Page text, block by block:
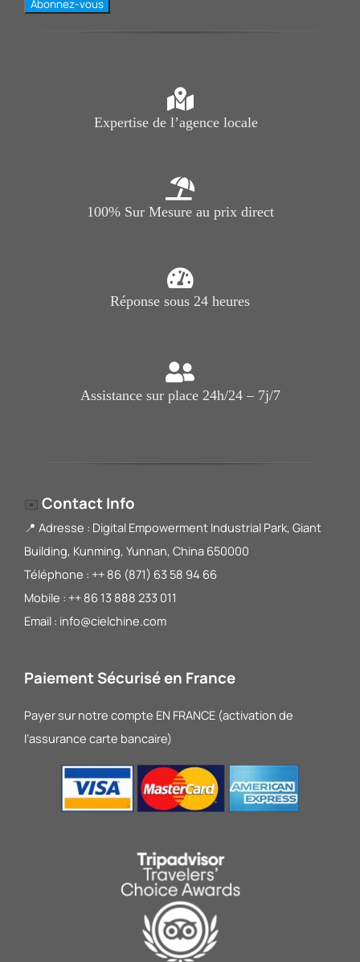
Expertise de l’agence locale
100% Sur Mesure au prix direct
Réponse sous 24 heures
Assistance sur place 24h/24 – 7j/7
✉️ Contact Info
📍 Adresse : Digital Empowerment Industrial Park, Giant
Building, Kunming, Yunnan, China 650000
Téléphone : ++ 86 (871) 63 58 94 66
Mobile : ++ 86 13 888 233 011
Email : info@cielchine.com
Paiement Sécurisé en France
Payer sur notre compte EN FRANCE (activation de
l’assurance carte bancaire)